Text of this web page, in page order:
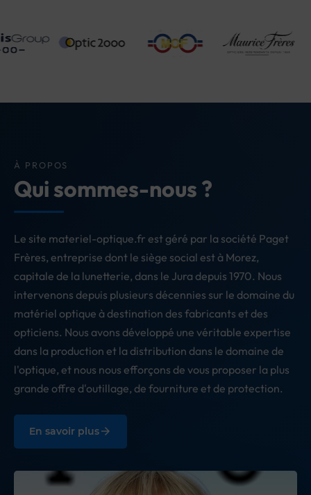
scroll
of
À PROPOS
Qui sommes-nous ?
Le site materiel-optique.fr est géré par la société Paget
Frères, entreprise dont le siège social est à Morez,
capitale de la lunetterie, dans le Jura depuis 1970. Nous
intervenons depuis plusieurs décennies sur le domaine du
matériel optique à destination des fabricants et des
opticiens. Nous avons développé une véritable expertise
dans la production et la distribution dans le domaine de
l'optique, et nous nous efforçons de vous proposer la plus
grande offre d'outillage, de fourniture et de protection.
En savoir plusarrow_forward